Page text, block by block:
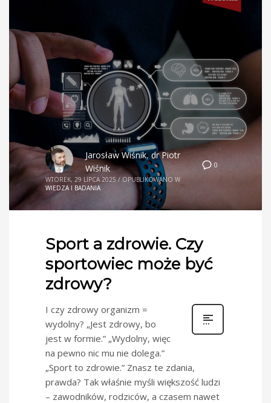
0
Jarosław Wiśnik,dr Piotr
Wiśnik
WTOREK, 29 LIPCA 2025 / OPUBLIKOWANO W
WIEDZA I BADANIA
Sport a zdrowie. Czy
sportowiec może być
zdrowy?
I czy zdrowy organizm =
wydolny? „Jest zdrowy, bo
jest w formie.” „Wydolny, więc
na pewno nic mu nie dolega.”
„Sport to zdrowie.” Znasz te zdania,
prawda? Tak właśnie myśli większość ludzi
– zawodników, rodziców, a czasem nawet